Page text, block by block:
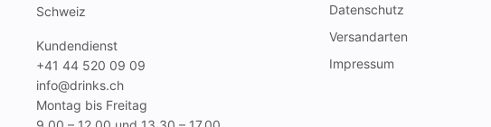
Schweiz
Kundendienst
+41 44 520 09 09
info@drinks.ch
Montag bis Freitag
Datenschutz
Versandarten
Impressum